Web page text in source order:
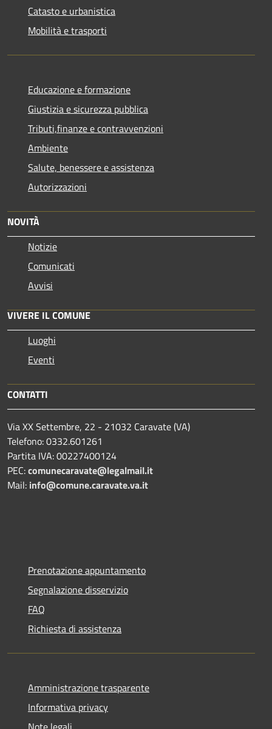
Catasto e urbanistica
Mobilità e trasporti
Educazione e formazione
Giustizia e sicurezza pubblica
Tributi,finanze e contravvenzioni
Ambiente
Salute, benessere e assistenza
Autorizzazioni
NOVITÀ
Notizie
Comunicati
Avvisi
VIVERE IL COMUNE
Luoghi
Eventi
CONTATTI
Via XX Settembre, 22 - 21032 Caravate (VA)
Telefono: 0332.601261
Partita IVA: 00227400124
PEC:comunecaravate@legalmail.it
Mail: info@comune.caravate.va.it
Prenotazione appuntamento
Segnalazione disservizio
FAQ
Richiesta di assistenza
Amministrazione trasparente
Informativa privacy